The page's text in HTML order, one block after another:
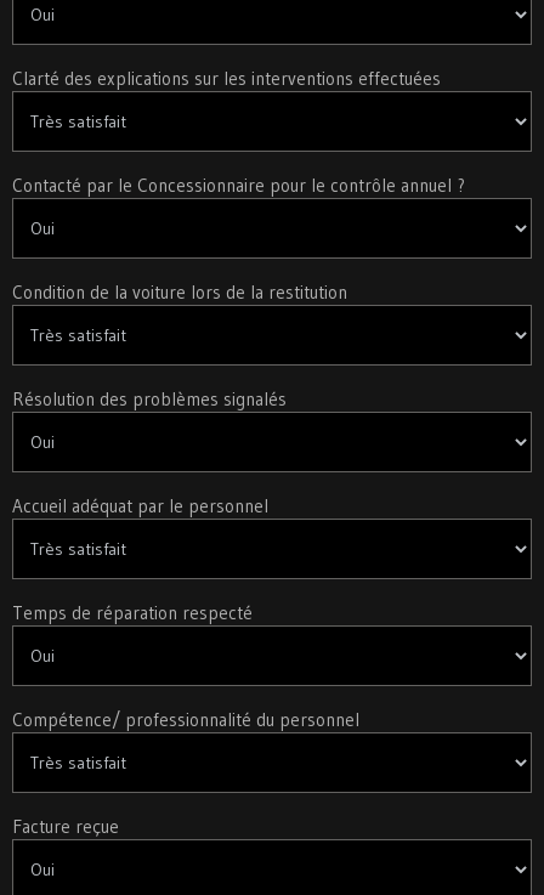
Clarté des explications sur les interventions effectuées
Contacté par le Concessionnaire pour le contrôle annuel ?
Condition de la voiture lors de la restitution
Résolution des problèmes signalés
Accueil adéquat par le personnel
Temps de réparation respecté
Compétence/ professionnalité du personnel
Facture reçue